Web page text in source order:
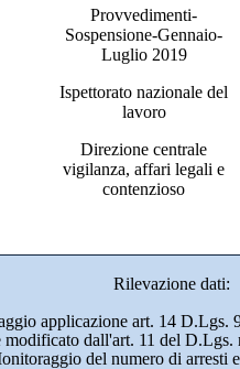
Provvedimenti-
Sospensione-Gennaio-
Luglio 2019
Ispettorato nazionale del
lavoro
Direzione centrale
vigilanza, affari legali e
contenzioso
Rilevazione dati:
applicazione art. 14 D.Lgs.
modificato dall'art. 11 del D.Lgs.
del numero di arresti